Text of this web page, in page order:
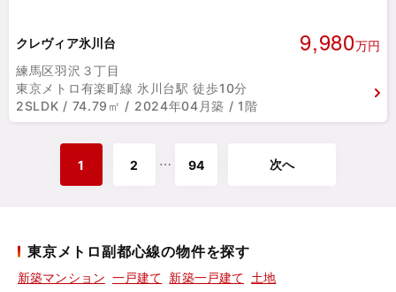
クレヴィア氷川台 9,980万円
練馬区羽沢３丁目
東京メトロ有楽町線 氷川台駅 徒歩10分
2SLDK / 74.79㎡ / 2024年04月築 / 1階
1 2 ⋯ 94 次へ
東京メトロ副都心線の物件を探す
新築マンション 一戸建て 新築一戸建て 土地